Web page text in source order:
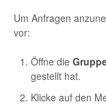
Um Anfragen
vor:
Öffne die
gestellt hat.
Klicke auf den